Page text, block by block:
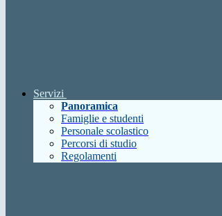
Servizi
Panoramica
Famiglie e studenti
Personale scolastico
Percorsi di studio
Regolamenti